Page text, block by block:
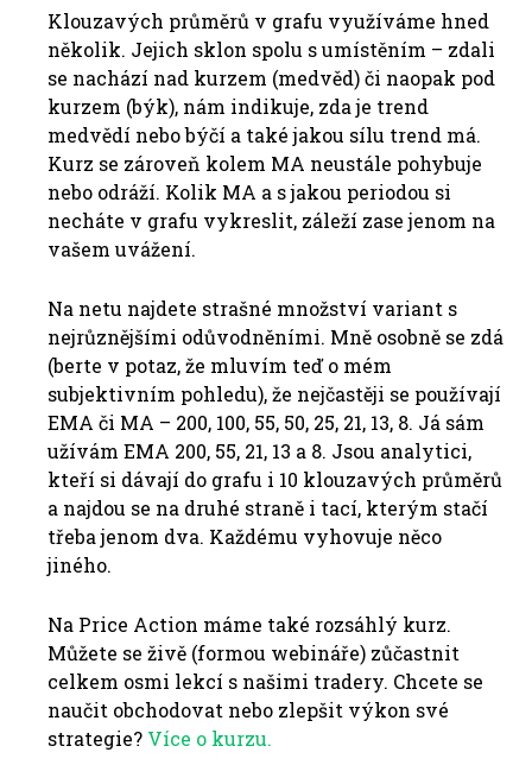
Klouzavých průměrů v grafu využíváme hned
několik. Jejich sklon spolu s umístěním – zdali
se nachází nad kurzem (medvěd) či naopak pod
kurzem (býk), nám indikuje, zda je trend
medvědí nebo býčí a také jakou sílu trend má.
Kurz se zároveň kolem MA neustále pohybuje
nebo odráží. Kolik MA a s jakou periodou si
necháte v grafu vykreslit, záleží zase jenom na
vašem uvážení.
Na netu najdete strašné množství variant s
nejrůznějšími odůvodněními. Mně osobně se zdá
(berte v potaz, že mluvím teď o mém
subjektivním pohledu), že nejčastěji se používají
EMA či MA – 200, 100, 55, 50, 25, 21, 13, 8. Já sám
užívám EMA 200, 55, 21, 13 a 8. Jsou analytici,
kteří si dávají do grafu i 10 klouzavých průměrů
a najdou se na druhé straně i tací, kterým stačí
třeba jenom dva. Každému vyhovuje něco
jiného.
Na Price Action máme také rozsáhlý kurz.
Můžete se živě (formou webináře) zůčastnit
celkem osmi lekcí s našimi tradery. Chcete se
naučit obchodovat nebo zlepšit výkon své
strategie? Více o kurzu.